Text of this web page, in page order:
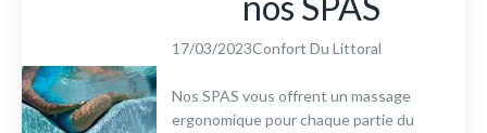
17/03/2023Confort Du Littoral
Nos SPAS vous offrent un massage
ergonomique pour chaque partie du